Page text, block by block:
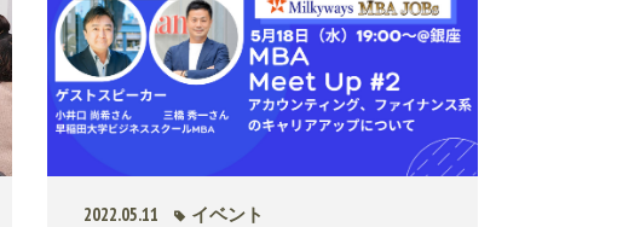
2022.05.11 イベント